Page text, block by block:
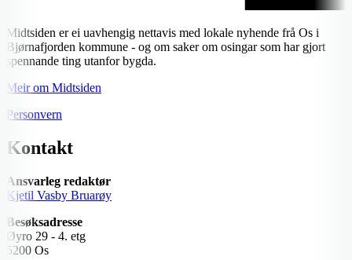
Midtsiden er ei uavhengig nettavis med lokale nyhende frå Os i
Bjørnafjorden kommune - og om saker om osingar som har gjort
spennande ting utanfor bygda.
Meir om Midtsiden
Personvern
Kontakt
Ansvarleg redaktør
Kjetil Vasby Bruarøy
Besøksadresse
Øyro 29 - 4. etg
5200 Os